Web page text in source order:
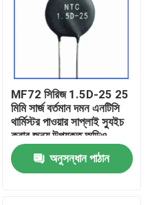
MF72 সিরিজ 1.5D-25 25
মিমি সার্জ বর্তমান দমন এনটিসি
থার্মিস্টর পাওয়ার সাপ্লাই স্যুইচ
করার জন্য উপযুক্ত অডিও
এম্প্লিফায়ার
অনুসন্ধান পাঠান